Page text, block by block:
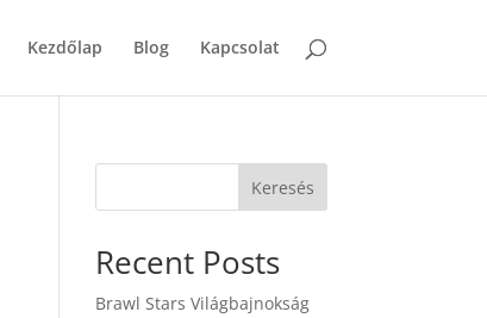
Kezdőlap Blog Kapcsolat
Keresés
Recent Posts
Brawl Stars Világbajnokság